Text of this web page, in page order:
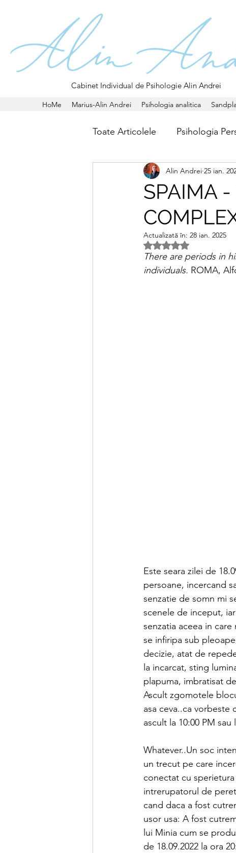
Cabinet Individual de Psihologie Alin Andrei
HoMe Marius-Alin Andrei Psihologia analitica
Toate Articolele Psihologia
SPAIMA
Alin Andrei 25 ian.
Actualizată în: 28 ian. 2025
Evaluat(ă) cu NaN din
There are periods in
individuals. ROMA,
Este seara zilei de
persoane, incercand
senzatie de somn mi
scenele de inceput,
senzatia aceea in
se infiripa sub
decizie, atat de
la incarcat, sting
plapuma, imbratisat
Ascult zgomotele
asa ceva..ca vorbeste
ascult la 10:00 PM sau
Whatever..Un soc
un trecut pe care
conectat cu
intrerupatorul de
cand daca a fost
usor usa: A fost
lui Minia cum se
de 18.09.2022 la ora